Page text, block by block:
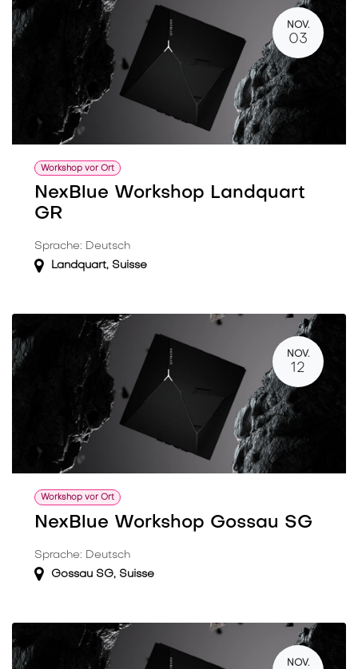
NOV.
03
Workshop vor Ort
NexBlue Workshop Landquart
GR
Sprache: Deutsch
Landquart, Suisse
NOV.
12
Workshop vor Ort
NexBlue Workshop Gossau SG
Sprache: Deutsch
Gossau SG, Suisse
NOV.